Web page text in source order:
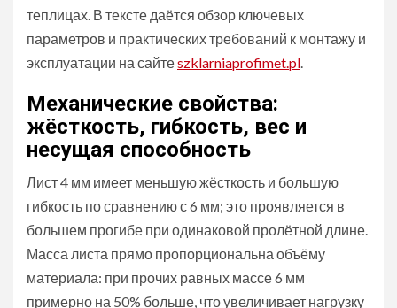
теплицах. В тексте даётся обзор ключевых
параметров и практических требований к монтажу и
эксплуатации на сайтеszklarniaprofimet.pl.
Механические свойства:
жёсткость, гибкость, вес и
несущая способность
Лист 4 мм имеет меньшую жёсткость и большую
гибкость по сравнению с 6 мм; это проявляется в
большем прогибе при одинаковой пролётной длине.
Масса листа прямо пропорциональна объёму
материала: при прочих равных массе 6 мм
примерно на 50% больше, что увеличивает нагрузку